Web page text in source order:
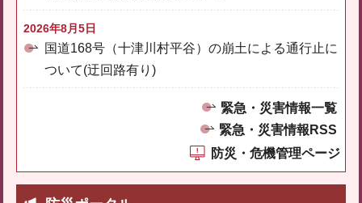
2026年8月5日
国道168号（十津川村平谷）の崩土による通行止に
ついて(迂回路有り)
緊急・災害情報一覧
緊急・災害情報RSS
防災・危機管理ページ